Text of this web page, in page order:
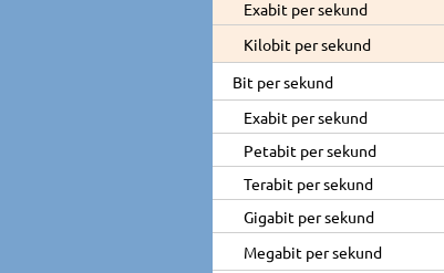
Exabit per sekund
Kilobit per sekund
Bit per sekund
Exabit per sekund
Petabit per sekund
Terabit per sekund
Gigabit per sekund
Megabit per sekund